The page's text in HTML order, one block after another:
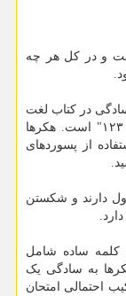
و در کل هر چه
در کتاب لغت
پیدا می شود یا یک عبارت ساده مانند "پسورد ۱۲۳" است. هکرها
از پسوردهای
دارند و شکستن
کلمه ساده شامل
به سادگی یک
احتمالی امتحان